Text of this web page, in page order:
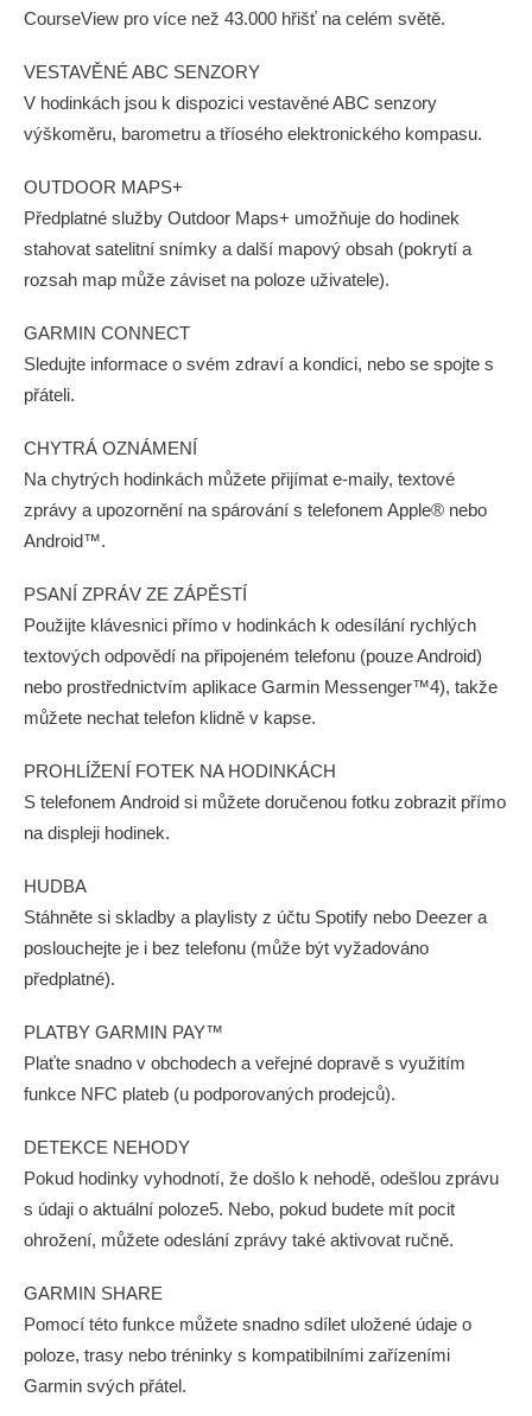
CourseView pro více než 43.000 hřišť na celém světě.
VESTAVĚNÉ ABC SENZORY
V hodinkách jsou k dispozici vestavěné ABC senzory
výškoměru, barometru a tříosého elektronického kompasu.
OUTDOOR MAPS+
Předplatné služby Outdoor Maps+ umožňuje do hodinek
stahovat satelitní snímky a další mapový obsah (pokrytí a
rozsah map může záviset na poloze uživatele).
GARMIN CONNECT
Sledujte informace o svém zdraví a kondici, nebo se spojte s
přáteli.
CHYTRÁ OZNÁMENÍ
Na chytrých hodinkách můžete přijímat e-maily, textové
zprávy a upozornění na spárování s telefonem Apple® nebo
Android™.
PSANÍ ZPRÁV ZE ZÁPĚSTÍ
Použijte klávesnici přímo v hodinkách k odesílání rychlých
textových odpovědí na připojeném telefonu (pouze Android)
nebo prostřednictvím aplikace Garmin Messenger™4), takže
můžete nechat telefon klidně v kapse.
PROHLÍŽENÍ FOTEK NA HODINKÁCH
S telefonem Android si můžete doručenou fotku zobrazit přímo
na displeji hodinek.
HUDBA
Stáhněte si skladby a playlisty z účtu Spotify nebo Deezer a
poslouchejte je i bez telefonu (může být vyžadováno
předplatné).
PLATBY GARMIN PAY™
Plaťte snadno v obchodech a veřejné dopravě s využitím
funkce NFC plateb (u podporovaných prodejců).
DETEKCE NEHODY
Pokud hodinky vyhodnotí, že došlo k nehodě, odešlou zprávu
s údaji o aktuální poloze5. Nebo, pokud budete mít pocit
ohrožení, můžete odeslání zprávy také aktivovat ručně.
GARMIN SHARE
Pomocí této funkce můžete snadno sdílet uložené údaje o
poloze, trasy nebo tréninky s kompatibilními zařízeními
Garmin svých přátel.